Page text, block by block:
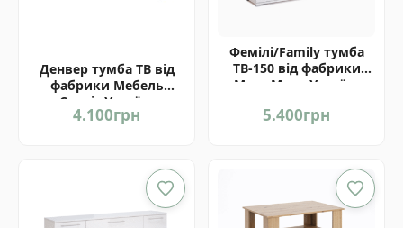
Денвер тумба ТВ від
фабрики Мебель
Сервіс Україна
4.100грн
Фемілі/Family тумба
ТВ-150 від фабрики
МироМарк Україна
5.400грн